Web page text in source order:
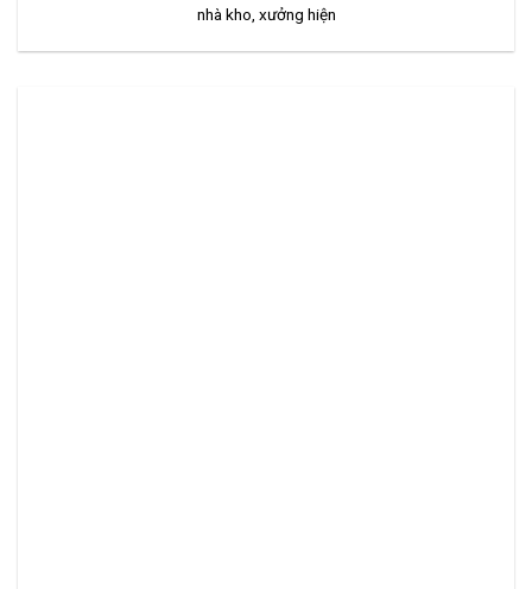
nhà kho, xưởng hiện